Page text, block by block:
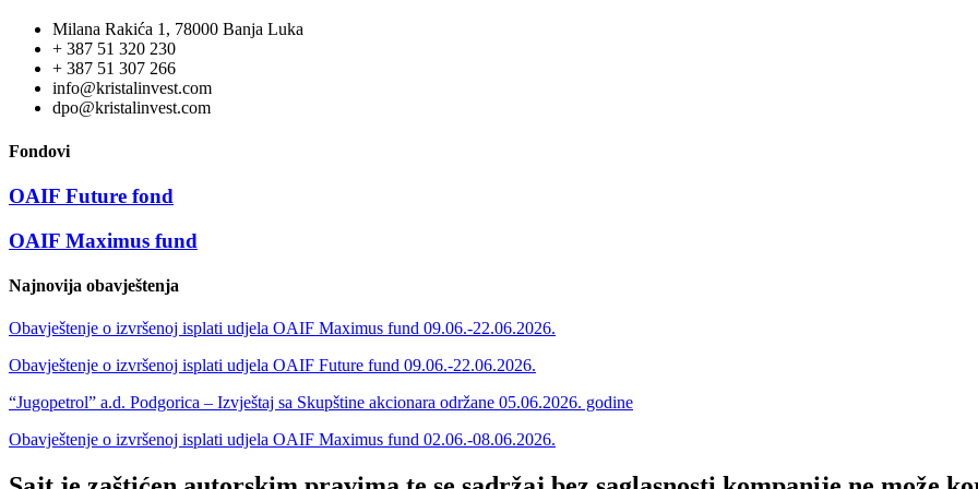
Milana Rakića 1, 78000 Banja Luka
+ 387 51 320 230
+ 387 51 307 266
info@kristalinvest.com
dpo@kristalinvest.com
Fondovi
OAIF Future fond
OAIF Maximus fund
Najnovija obavještenja
Obavještenje o izvršenoj isplati udjela OAIF Maximus fund 09.06.-22.06.2026.
Obavještenje o izvršenoj isplati udjela OAIF Future fund 09.06.-22.06.2026.
“Jugopetrol” a.d. Podgorica – Izvještaj sa Skupštine akcionara održane 05.06.2026. godine
Obavještenje o izvršenoj isplati udjela OAIF Maximus fund 02.06.-08.06.2026.